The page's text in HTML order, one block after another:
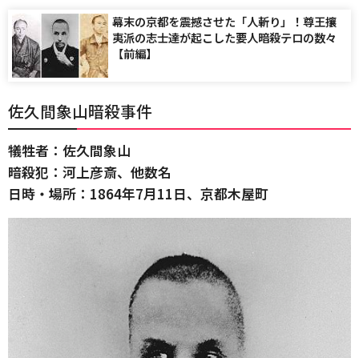
幕末の京都を震撼させた「人斬り」！尊王攘
夷派の志士達が起こした要人暗殺テロの数々
【前編】
佐久間象山暗殺事件
犠牲者：佐久間象山
暗殺犯：河上彦斎、他数名
日時・場所：1864年7月11日、京都木屋町